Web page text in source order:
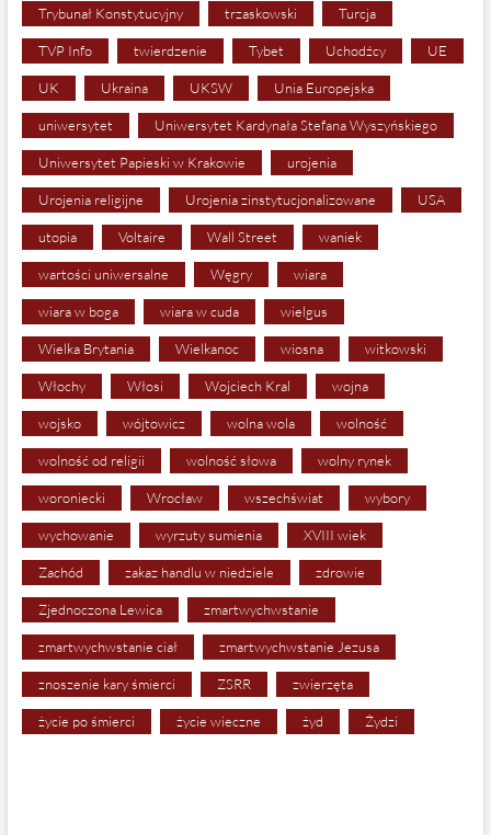
Trybunał Konstytucyjny trzaskowski Turcja
TVP Info twierdzenie Tybet Uchodźcy UE
UK Ukraina UKSW Unia Europejska
uniwersytet Uniwersytet Kardynała Stefana Wyszyńskiego
Uniwersytet Papieski w Krakowie urojenia
Urojenia religijne Urojenia zinstytucjonalizowane USA
utopia Voltaire Wall Street waniek
wartości uniwersalne Węgry wiara
wiara w boga wiara w cuda wielgus
Wielka Brytania Wielkanoc wiosna witkowski
Włochy Włosi Wojciech Kral wojna
wojsko wójtowicz wolna wola wolność
wolność od religii wolność słowa wolny rynek
woroniecki Wrocław wszechświat wybory
wychowanie wyrzuty sumienia XVIII wiek
Zachód zakaz handlu w niedziele zdrowie
Zjednoczona Lewica zmartwychwstanie
zmartwychwstanie ciał zmartwychwstanie Jezusa
znoszenie kary śmierci ZSRR zwierzęta
życie po śmierci życie wieczne żyd Żydzi